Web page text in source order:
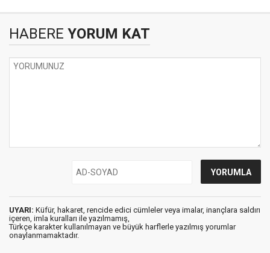
HABERE YORUM KAT
UYARI: Küfür, hakaret, rencide edici cümleler veya imalar, inançlara saldırı
içeren, imla kuralları ile yazılmamış,
Türkçe karakter kullanılmayan ve büyük harflerle yazılmış yorumlar
onaylanmamaktadır.